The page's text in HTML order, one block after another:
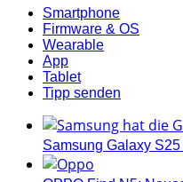
Smartphone
Firmware & OS
Wearable
App
Tablet
Tipp senden
Samsung Galaxy